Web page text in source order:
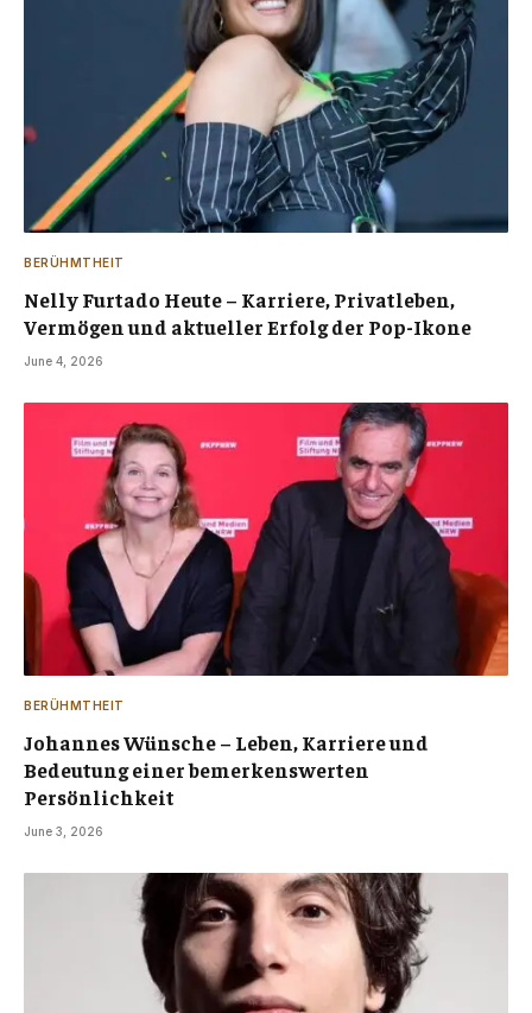
BERÜHMTHEIT
Nelly Furtado Heute – Karriere, Privatleben,
Vermögen und aktueller Erfolg der Pop-Ikone
June 4, 2026
BERÜHMTHEIT
Johannes Wünsche – Leben, Karriere und
Bedeutung einer bemerkenswerten
Persönlichkeit
June 3, 2026